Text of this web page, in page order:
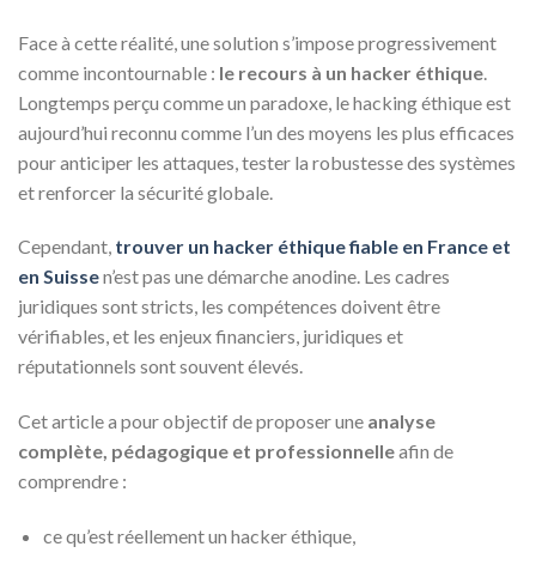
Face à cette réalité, une solution s’impose progressivement
comme incontournable : le recours à un hacker éthique
Longtemps perçu comme un paradoxe, le hacking éthique est
aujourd’hui reconnu comme l’un des moyens les plus efficaces
pour anticiper les attaques, tester la robustesse des systèmes
et renforcer la sécurité globale.
Cependant, trouver un hacker éthique fiable en France et
en Suissen’est pas une démarche anodine. Les cadres
juridiques sont stricts, les compétences doivent être
vérifiables, et les enjeux financiers, juridiques et
réputationnels sont souvent élevés.
Cet article a pour objectif de proposer une analyse
complète, pédagogique et professionnelleafin de
comprendre :
ce qu’est réellement un hacker éthique,